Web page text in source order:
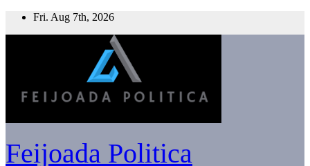
Skip
Fri. Aug 7th, 2026
Feijoada Politica